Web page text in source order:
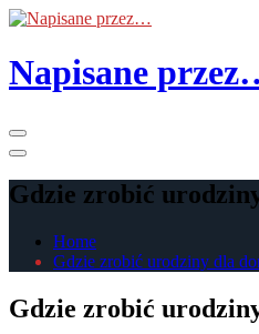
Skip
the
content
Napisane
Gdzie zrobić
Home
Gdzie zrobić urodziny dla
Gdzie zrobić